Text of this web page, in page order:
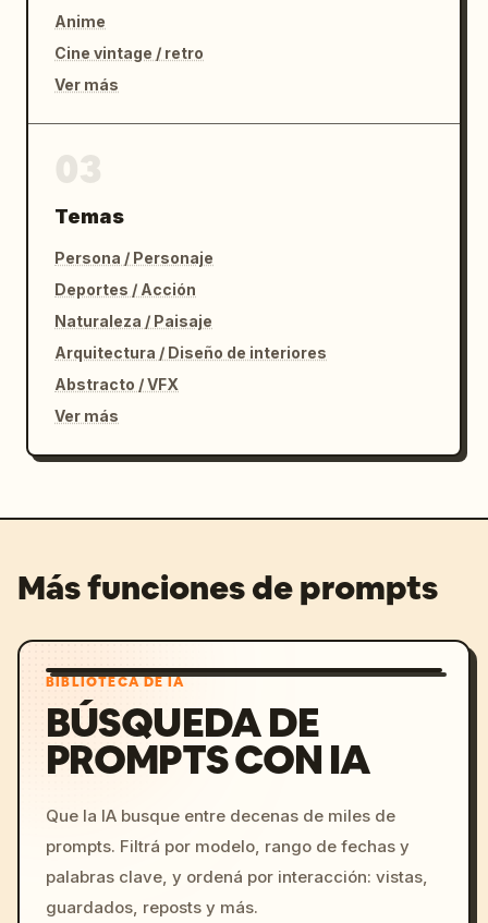
Anime
Cine vintage / retro
Ver más
Temas
Persona / Personaje
Deportes / Acción
Naturaleza / Paisaje
Arquitectura / Diseño de interiores
Abstracto / VFX
Ver más
Más funciones de prompts
BIBLIOTECA DE IA
BÚSQUEDA DE
PROMPTS CON IA
Que la IA busque entre decenas de miles de
prompts. Filtrá por modelo, rango de fechas y
palabras clave, y ordená por interacción: vistas,
guardados, reposts y más.